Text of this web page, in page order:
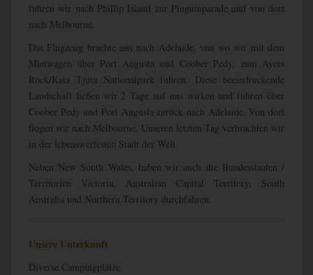
fuhren wir nach Phillip Island zur Pinguinparade und von dort
nach Melbourne.
Das Flugzeug brachte uns nach Adelaide, von wo wir mit dem
Mietwagen über Port Augusta und Coober Pedy, zum Ayers
Rock/Kata Tjuta Nationalpark fuhren. Diese beeindruckende
Landschaft ließen wir 2 Tage auf uns wirken und fuhren über
Coober Pedy und Port Augusta zurück nach Adelaide. Von dort
flogen wir nach Melbourne. Unseren letzten Tag verbrachten wir
in der lebenswertesten Stadt der Welt.
Neben New South Wales, haben wir auch die Bundesstaaten /
Territorien Victoria, Australian Capital Territory, South
Australia und Northern Territory durchfahren.
Unsere Unterkunft
Diverse Campingplätze